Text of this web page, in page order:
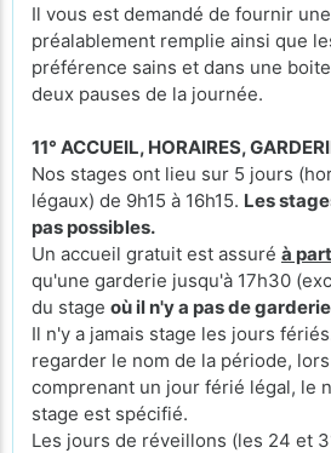
Il vous est demandé de fournir
préalablement remplie ainsi que
préférence sains et dans une
deux pauses de la journée.
11° ACCUEIL, HORAIRES,
Nos stages ont lieu sur 5 jours
légaux) de 9h15 à 16h15. Les
pas possibles.
Un accueil gratuit est assuré à
qu'une garderie jusqu'à 17h30
du stage où il n'y a pas de
Il n'y a jamais stage les jours
regarder le nom de la période,
comprenant un jour férié légal, le
stage est spécifié.
Les jours de réveillons (les 24 et